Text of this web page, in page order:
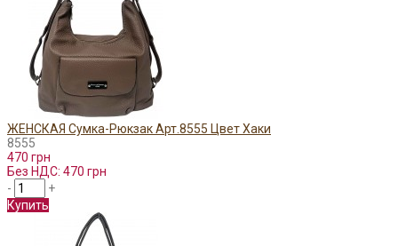
ЖЕНСКАЯ Сумка-Рюкзак Арт.8555 Цвет Хаки
8555
470 грн
Без НДС: 470 грн
-
+
Купить